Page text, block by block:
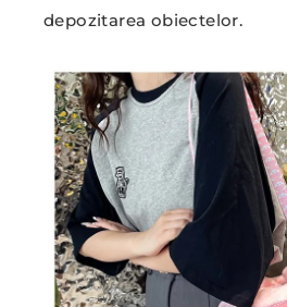
depozitarea obiectelor.